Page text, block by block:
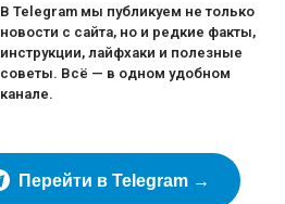
В Telegram мы публикуем не только
новости с сайта, но и редкие факты,
инструкции, лайфхаки и полезные
советы. Всё — в одном удобном
канале.
Перейти в Telegram →